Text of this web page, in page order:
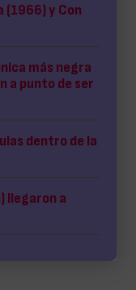
(1966) y Con
más negra
a punto de ser
dentro de la
llegaron a